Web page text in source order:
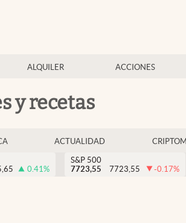
ALQUILER ACCIONES
y recetas
ACTUALIDAD
0.41%
S&P 500
7723,55
7723,55 -0.17%